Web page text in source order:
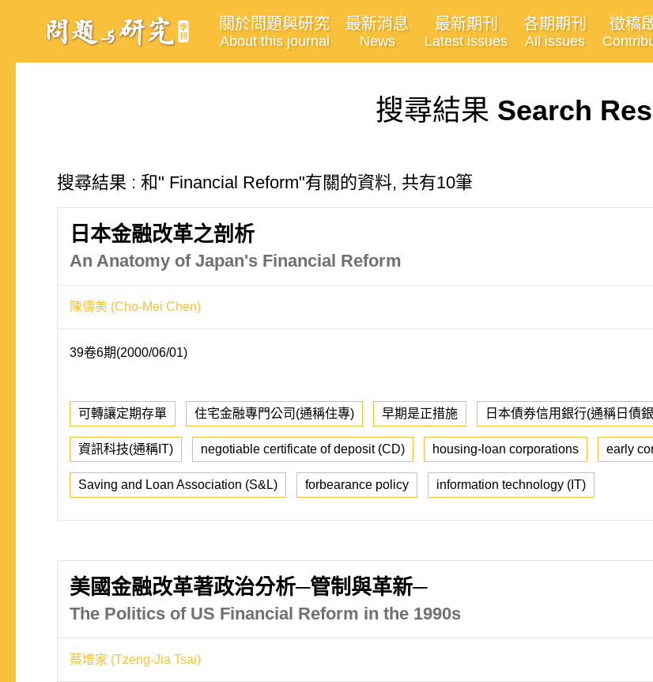
關於問題與研究
About this journal
最新消息
News
最新期刊
Latest issues
各期期刊
All issues
徵稿
搜尋結果 Search
搜尋結果 : 和" Financial Reform"有關的資料, 共有10筆
日本金融改革之剖析
An Anatomy of Japan's Financial Reform
陳儔美 (Cho-Mei Chen)
39卷6期(2000/06/01)
可轉讓定期存單 住宅金融專門公司(通稱住專) 早期是正措施 日本債券信用銀行(通稱日債
資訊科技(通稱IT) negotiable certificate of deposit (CD) housing-loan corporations early
Saving and Loan Association (S&L) forbearance policy information technology (IT)
美國金融改革著政治分析─管制與革新─
The Politics of US Financial Reform in the 1990s
蔡增家 (Tzeng-Jia Tsai)